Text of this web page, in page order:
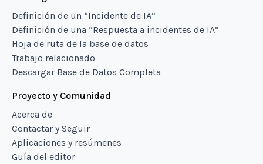
Definición de un “Incidente de IA”
Definición de una “Respuesta a incidentes de IA”
Hoja de ruta de la base de datos
Trabajo relacionado
Descargar Base de Datos Completa
Proyecto y Comunidad
Acerca de
Contactar y Seguir
Aplicaciones y resúmenes
Guía del editor